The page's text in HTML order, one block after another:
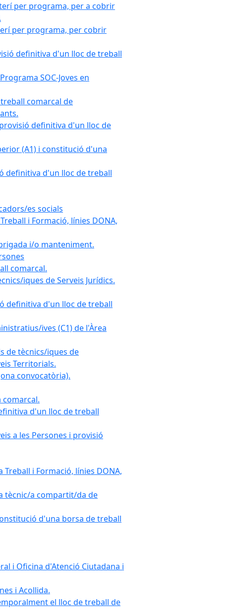
per programa, per a cobrir
per programa, per cobrir
definitiva d'un lloc de treball
SOC-Joves en
comarcal de
definitiva d'un lloc de
(A1) i constitució d'una
definitiva d'un lloc de treball
es socials
i Formació, línies DONA,
i/o manteniment.
comarcal.
iques de Serveis Jurídics.
definitiva d'un lloc de treball
ives (C1) de l'Àrea
de tècnics/iques de
Territorials.
convocatòria).
comarcal.
d'un lloc de treball
a les Persones i provisió
i Formació, línies DONA,
tècnic/a compartit/da de
d'una borsa de treball
i Oficina d'Atenció Ciutadana i
i Acollida.
el lloc de treball de